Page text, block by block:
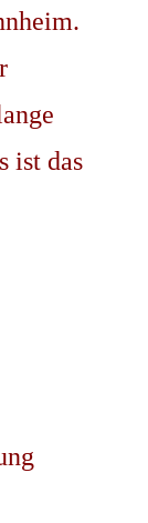
ist das